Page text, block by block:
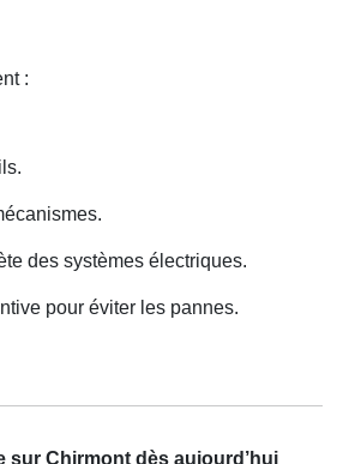
:
des systèmes électriques.
pour éviter les pannes.
sur Chirmont dès aujourd’hui